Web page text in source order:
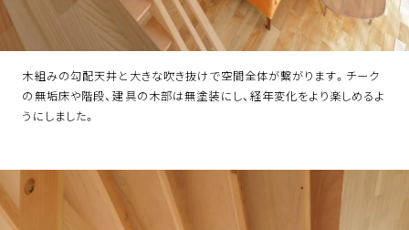
木組みの勾配天井と大きな吹き抜けで空間全体が繋がります。チーク
の無垢床や階段、建具の木部は無塗装にし、経年変化をより楽しめるよ
うにしました。